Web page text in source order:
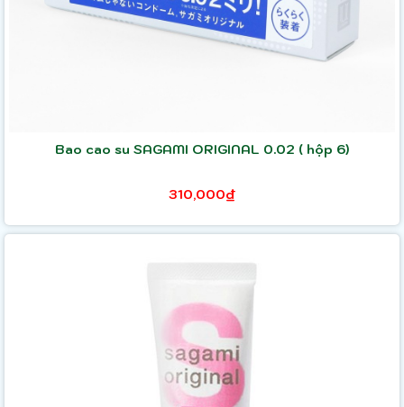
Bao cao su SAGAMI ORIGINAL 0.02 ( hộp 6)
310,000₫